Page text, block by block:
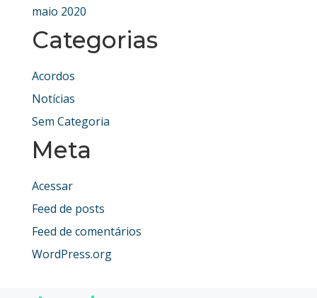
maio 2020
Categorias
Acordos
Notícias
Sem Categoria
Meta
Acessar
Feed de posts
Feed de comentários
WordPress.org